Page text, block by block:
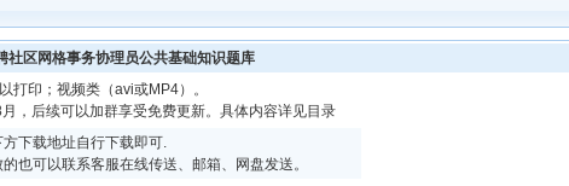
社区网格事务协理员公共基础知识题库
打印；视频类（avi或MP4）。
，后续可以加群享受免费更新。具体内容详见目录
下载地址自行下载即可.
也可以联系客服在线传送、邮箱、网盘发送。